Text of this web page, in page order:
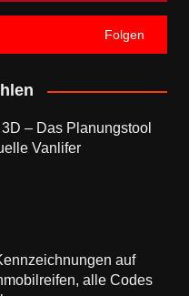
Folgen
– Das Planungstool
Vanlifer
auf
alle Codes